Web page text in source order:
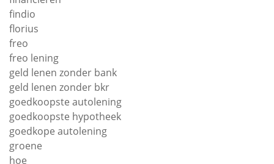
findio
florius
freo
freo lening
geld lenen zonder bank
geld lenen zonder bkr
goedkoopste autolening
goedkoopste hypotheek
goedkope autolening
groene
hoe